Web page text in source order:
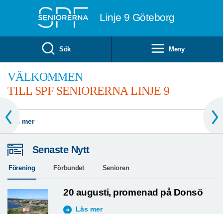
Linje 9 Göteborg
Sök Meny
VÄLKOMMEN
TILL SPF SENIORERNA LINJE 9
Läs mer
Senaste Nytt
Förening Förbundet Senioren
20 augusti, promenad på Donsö
Läs mer